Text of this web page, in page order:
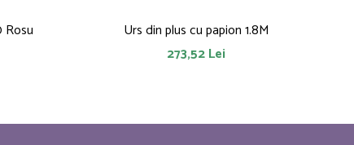
Rosu
Urs din plus cu papion 1.8M
273,52 Lei